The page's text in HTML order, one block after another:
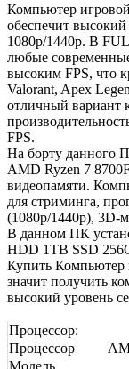
Компьютер игровой
обеспечит
1080р/1440р. В
любые
высоким FPS, что
Valorant, Apex
отличный вариант
FPS.
На борту данного
AMD Ryzen 7
видеопамяти.
для стриминга,
(1080р/1440р), 3D-
В данном ПК
HDD 1TB SSD
Купить Компьютер
значит получить
высокий уровень
Процессор:
Процессор
Модель